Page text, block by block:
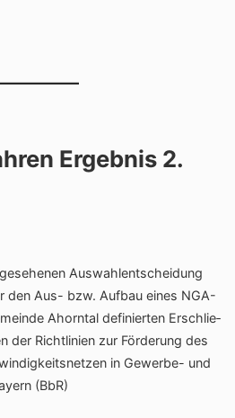
Ergebnis 2.
Auswahl­ent­schei­dung
den Aus- bzw. Aufbau eines NGA-
Ahorntal defi­nierten Erschlie­
der Richt­li­nien zur Förde­rung des
in Gewerbe- und
(BbR)